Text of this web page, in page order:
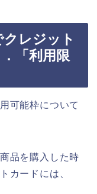
レジット
「利用限
可能枠について
品を購入した時
カードには、